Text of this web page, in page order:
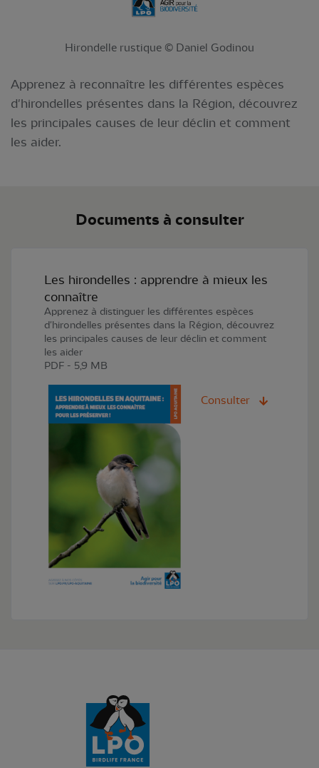
Hirondelle rustique © Daniel Godinou
Apprenez à reconnaître les différentes espèces
d'hirondelles présentes dans la Région, découvrez
les principales causes de leur déclin et comment
les aider.
Documents à consulter
Les hirondelles : apprendre à mieux les
connaître
Apprenez à distinguer les différentes espèces
d'hirondelles présentes dans la Région, découvrez
les principales causes de leur déclin et comment
les aider
PDF - 5,9 MB
Consulter